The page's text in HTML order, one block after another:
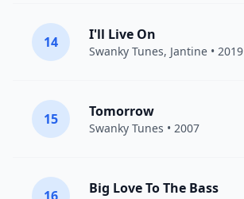
14 I'll Live On
Swanky Tunes, Jantine • 2019
15 Tomorrow
Swanky Tunes • 2007
Big Love To The Bass